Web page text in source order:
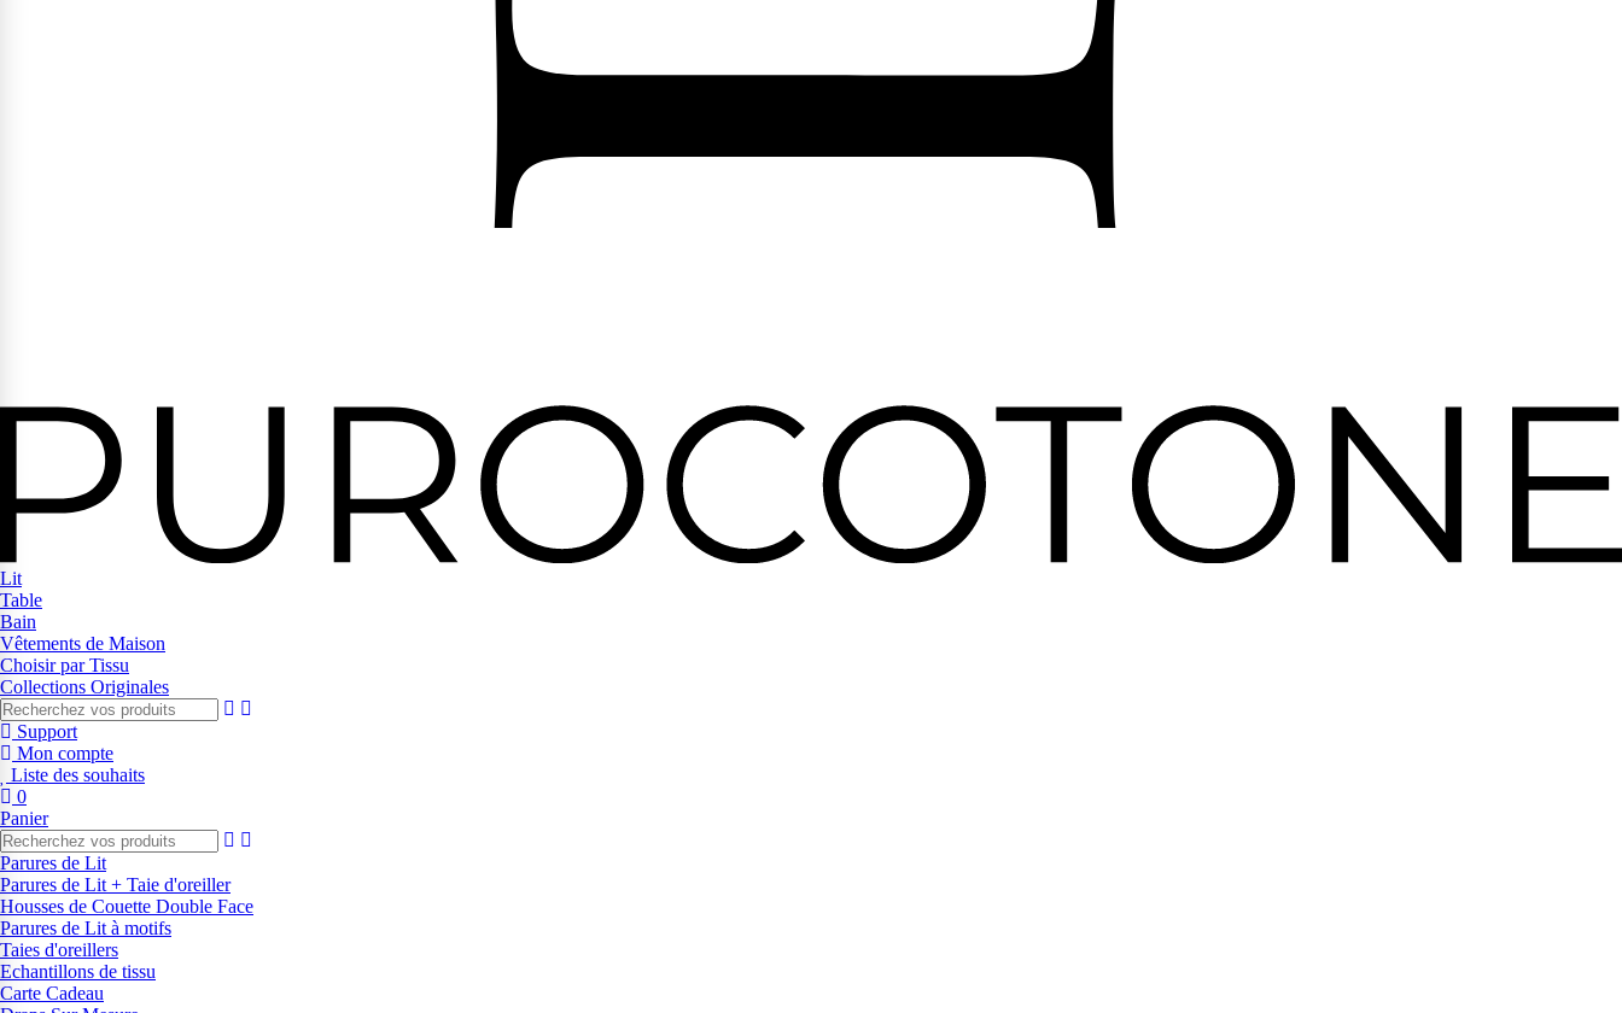
Lit
Table
Bain
Vêtements de Maison
Choisir par Tissu
Collections Originales
Support
Mon compte
Liste des souhaits
0
Panier
Parures de Lit
Parures de Lit + Taie d'oreiller
Housses de Couette Double Face
Parures de Lit à motifs
Taies d'oreillers
Echantillons de tissu
Carte Cadeau